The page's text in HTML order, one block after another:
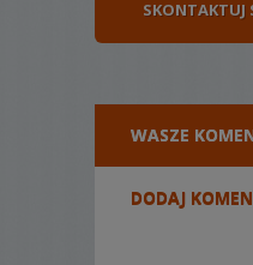
SKONTAKTUJ
WASZE
DODAJ